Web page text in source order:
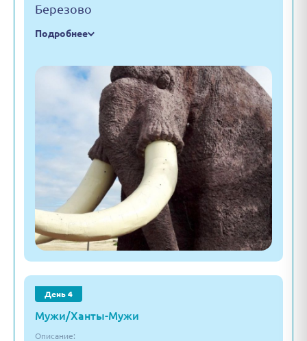
Березово
Подробнее
День 4
Мужи/Ханты-Мужи
Описание: